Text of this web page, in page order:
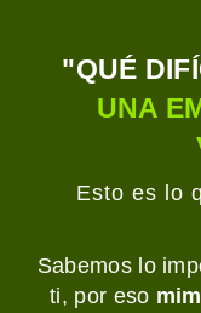
"QUÉ
UNA
Esto es lo
Sabemos lo
ti, por eso